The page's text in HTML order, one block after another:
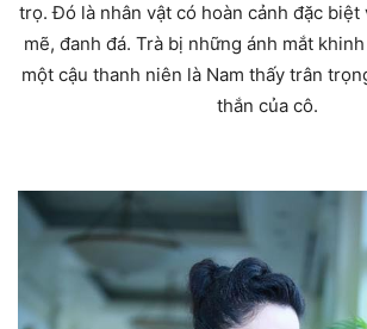
trọ. Đó là nhân vật có hoàn cảnh đặc biệt
mẽ, đanh đá. Trà bị những ánh mắt
một cậu thanh niên là Nam thấy trân
thắn của cô.